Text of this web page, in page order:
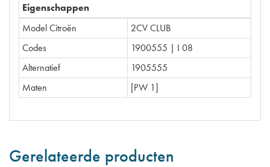
Eigenschappen
Model Citroën
2CV CLUB
Codes
1900555 | I 08
Alternatief
1905555
Maten
[PW 1]
Gerelateerde producten